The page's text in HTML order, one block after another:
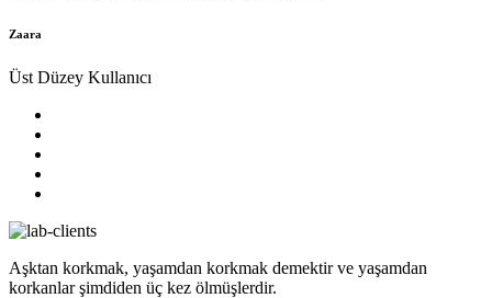
Zaara
Üst Düzey Kullanıcı
Aşktan korkmak, yaşamdan korkmak demektir ve yaşamdan
korkanlar şimdiden üç kez ölmüşlerdir.